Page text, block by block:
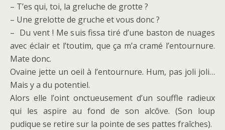
– T’es qui, toi, la greluche de grotte ?
– Une grelotte de gruche et vous donc ?
– Du vent ! Me suis fissa tiré d’une baston de nuages
avec éclair et l’toutim, que ça m’a cramé l’entournure.
Mate donc.
Ovaine jette un oeil à l’entournure. Hum, pas joli joli…
Mais y a du potentiel.
Alors elle l’oint onctueusement d’un souffle radieux
qui les aspire au fond de son alcôve. (Son loup
pudique se retire sur la pointe de ses pattes fraîches).